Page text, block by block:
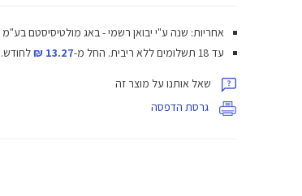
אחריות: שנה ע"י יבואן רשמי - באג מולטיסיסטם בע"מ
עד 18 תשלומים ללא ריבית.
החל מ-13.27 ₪ לחודש.
שאל אותנו על מוצר זה
גרסת הדפסה